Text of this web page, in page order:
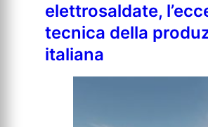
elettrosaldate,
tecnica della
italiana